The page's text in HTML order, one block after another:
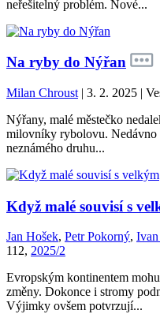
neřešitelný problém. Nové...
Na ryby do Nýřan
Milan Chroust | 3. 2. 2025 |
Nýřany, malé městečko
milovníky rybolovu. Nedávno
neznámého druhu...
Když malé souvisí s
Jan Hošek, Petr Pokorný,
112, 2025/2
Evropským kontinentem
změny. Dokonce i stromy
Výjimky ovšem potvrzují...